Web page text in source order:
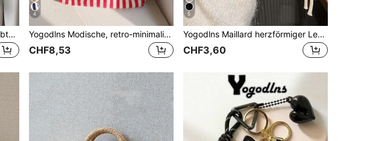
Yogodlns Vintage Cut Out gewebte Damen Schultertasche, Strickhandtaschen mit großer Kapazität, Shopper-Taschen für Damen Sommer Strand Reise, Designer gestrickte Handtaschen mit großer Kapazität, Damen Strandtasche, große Taschen, lässige Cut Out gewebte Schultertaschen
4
Yogodlns Modische, retro-minimalistische Tragetasche, mit künstlerischem Flair, großer Kapazität, geeignet für Arbeit, Studium oder Outdoor-Aktivitäten. Kann als Rucksack, Strandtasche, Schultasche, Studentenhandtasche verwendet werden, faltbar, klassischer Lässig-Stil, geeignet für Teenager, Frauen, Studenten. Perfekt für Schulanfang, Einkaufen, Urlaub, Reisen, unverzichtbare Tragetasche für Studenten.
CHF8,53
5
Yogodlns Maillard herzförmiger Lederanhänger, süßer Liebes-Schlüsselanhänger, handgewebt, Reise-Feiertags-Weihnachtsgeschenk, Y2K-Mode Taschenanhänger,
CHF3,60